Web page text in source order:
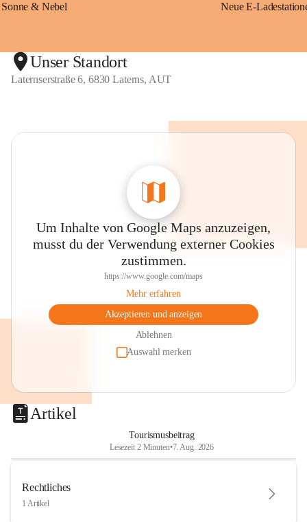
Sonne & Nebel
Unser Standort
Laternserstraße 6, 6830 Laterns, AUT
Um Inhalte von Google Maps anzuzeigen,
musst du der Verwendung externer Cookies
zustimmen.
https://www.google.com/maps
Mehr erfahren
Akzeptieren und anzeigen
Ablehnen
Auswahl merken
Artikel
Tourismusbeitrag
Lesezeit 2 Minuten•7. Aug. 2026
Rechtliches
1 Artikel